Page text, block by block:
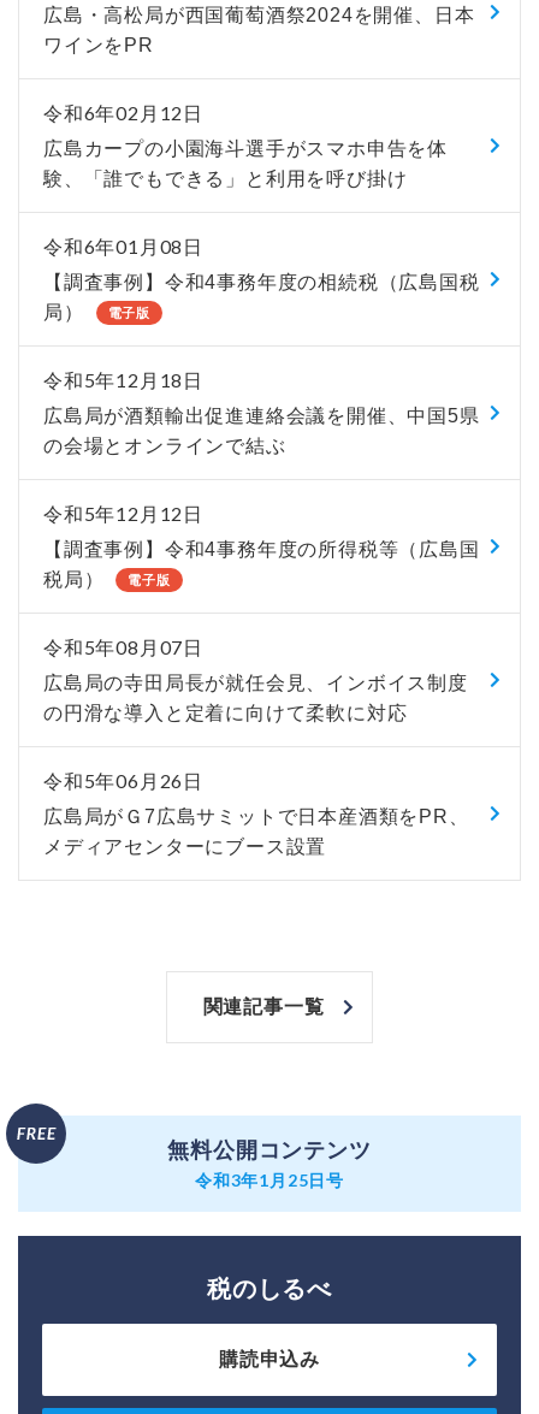
広島・高松局が西国葡萄酒祭2024を開催、日本
ワインをPR
令和6年02月12日
広島カープの小園海斗選手がスマホ申告を体
験、「誰でもできる」と利用を呼び掛け
令和6年01月08日
【調査事例】令和4事務年度の相続税（広島国税
局）
電子版
令和5年12月18日
広島局が酒類輸出促進連絡会議を開催、中国5県
の会場とオンラインで結ぶ
令和5年12月12日
【調査事例】令和4事務年度の所得税等（広島国
税局）
電子版
令和5年08月07日
広島局の寺田局長が就任会見、インボイス制度
の円滑な導入と定着に向けて柔軟に対応
令和5年06月26日
広島局がＧ7広島サミットで日本産酒類をPR、
メディアセンターにブース設置
関連記事一覧
無料公開コンテンツ
令和3年1月25日号
税のしるべ
購読申込み